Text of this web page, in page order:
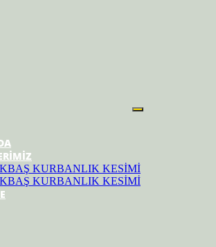
KURBANLIK KESİMİ
KURBANLIK KESİMİ